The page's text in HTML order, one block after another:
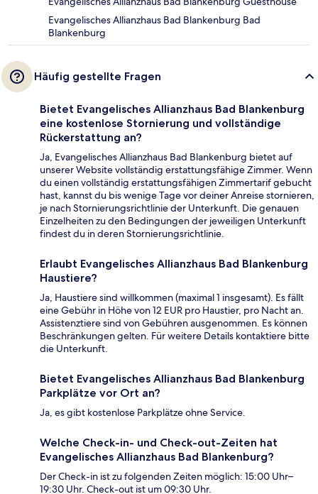
Evangelisches Allianzhaus Bad Blankenburg Bad
Blankenburg
Häufig gestellte Fragen
Bietet Evangelisches Allianzhaus Bad Blankenburg
eine kostenlose Stornierung und vollständige
Rückerstattung an?
Ja, Evangelisches Allianzhaus Bad Blankenburg bietet auf
unserer Website vollständig erstattungsfähige Zimmer. Wenn
du einen vollständig erstattungsfähigen Zimmertarif gebucht
hast, kannst du bis wenige Tage vor deiner Anreise stornieren,
je nach Stornierungsrichtlinie der Unterkunft. Die genauen
Einzelheiten zu den Bedingungen der jeweiligen Unterkunft
findest du in deren Stornierungsrichtlinie.
Erlaubt Evangelisches Allianzhaus Bad Blankenburg
Haustiere?
Ja, Haustiere sind willkommen (maximal 1 insgesamt). Es fällt
eine Gebühr in Höhe von 12 EUR pro Haustier, pro Nacht an.
Assistenztiere sind von Gebühren ausgenommen. Es können
Beschränkungen gelten. Für weitere Details kontaktiere bitte
die Unterkunft.
Bietet Evangelisches Allianzhaus Bad Blankenburg
Parkplätze vor Ort an?
Ja, es gibt kostenlose Parkplätze ohne Service.
Welche Check-in- und Check-out-Zeiten hat
Evangelisches Allianzhaus Bad Blankenburg?
Der Check-in ist zu folgenden Zeiten möglich: 15:00 Uhr–
19:30 Uhr. Check-out ist um 09:30 Uhr.